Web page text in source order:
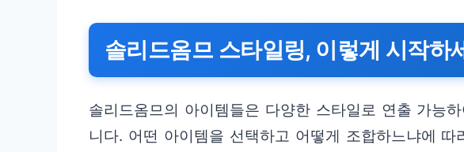
솔리드옴므 스타일링, 이렇게 시작하
솔리드옴므의 아이템들은 다양한 스타일로 연출 가능
니다. 어떤 아이템을 선택하고 어떻게 조합하느냐에